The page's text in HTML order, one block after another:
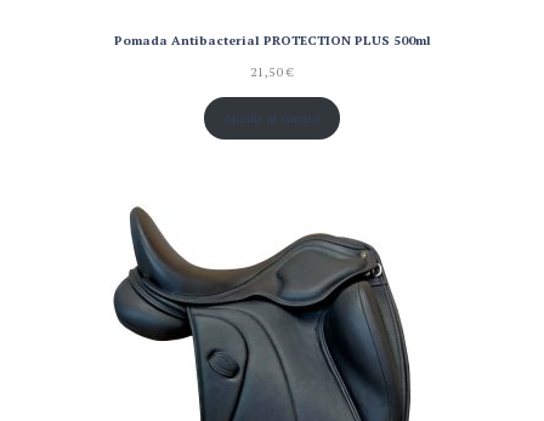
Pomada Antibacterial PROTECTION PLUS 500ml
21,50€
Añadir al carrito